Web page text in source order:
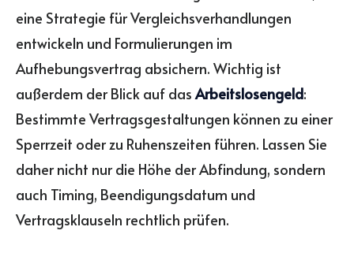
eine Strategie für Vergleichsverhandlungen
entwickeln und Formulierungen im
Aufhebungsvertrag absichern. Wichtig ist
außerdem der Blick auf dasArbeitslosengeld:
Bestimmte Vertragsgestaltungen können zu einer
Sperrzeit oder zu Ruhenszeiten führen. Lassen Sie
daher nicht nur die Höhe der Abfindung, sondern
auch Timing, Beendigungsdatum und
Vertragsklauseln rechtlich prüfen.